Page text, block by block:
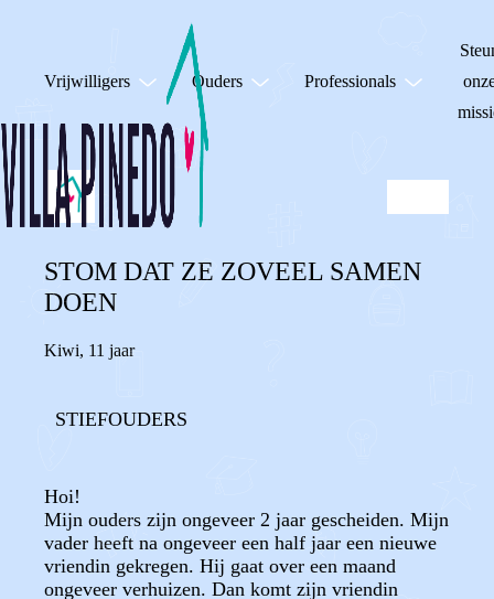
Vrijwilligers Ouders Professionals
STOM DAT ZE ZOVEEL SAMEN
DOEN
Kiwi, 11 jaar
STIEFOUDERS
Hoi!
Mijn ouders zijn ongeveer 2 jaar gescheiden. Mijn
vader heeft na ongeveer een half jaar een nieuwe
vriendin gekregen. Hij gaat over een maand
ongeveer verhuizen. Dan komt zijn vriendin